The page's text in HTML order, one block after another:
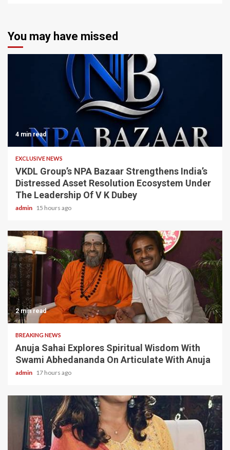
You may have missed
4 min read
EXCLUSIVE NEWS
VKDL Group’s NPA Bazaar Strengthens India’s
Distressed Asset Resolution Ecosystem Under
The Leadership Of V K Dubey
admin 15 hours ago
2 min read
BREAKING NEWS
Anuja Sahai Explores Spiritual Wisdom With
Swami Abhedananda On Articulate With Anuja
admin 17 hours ago